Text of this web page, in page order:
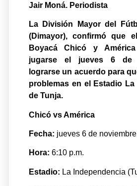
Jair Moná. Periodista
La División Mayor del
(Dimayor), confirmó que
Boyacá Chicó y
jugarse el jueves 6 de
lograrse un acuerdo para
problemas en el Estadio La
de Tunja.
Chicó vs América
Fecha: jueves 6 de
Hora: 6:10 p.m.
Estadio: La Independencia